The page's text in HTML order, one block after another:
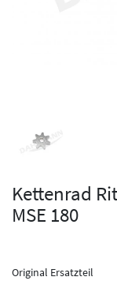
Kettenrad
MSE 180
Original Ersatzteil